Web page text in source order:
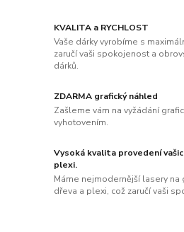
KVALITA a RYCHLOST
Vaše dárky vyrobíme s
zaručí vaši spokojenost a
dárků.
ZDARMA grafický náhled
Zašleme vám na vyžádání
vyhotovením.
Vysoká kvalita provedení
plexi.
Máme nejmodernější lasery na
dřeva a plexi, což zaručí vaši